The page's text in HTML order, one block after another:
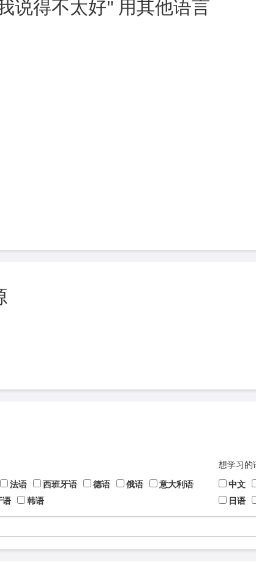
说得不太好" 用其他语言
法语 西班牙语 德语 俄语
意大利语
语 韩语
想学习的
中文
日语